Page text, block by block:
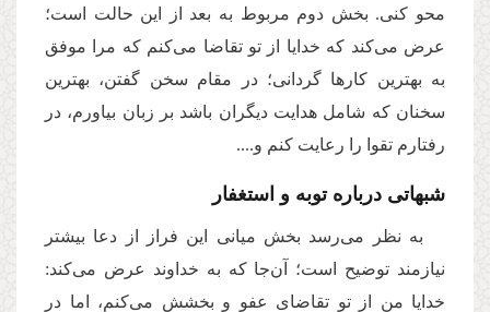
محو کنی. بخش دوم مربوط به بعد از این حالت است؛
عرض می‌کند که خدایا از تو تقاضا می‌کنم که مرا موفق
به بهترین کارها گردانی؛ در مقام سخن گفتن، بهترین
سخنان که شامل هدایت دیگران باشد بر زبان بیاورم، در
رفتارم تقوا را رعایت کنم و....
شبهاتی درباره توبه و استغفار
به نظر می‌رسد بخش میانی این فراز از دعا بیشتر
نیازمند توضیح است؛ آن‌جا که به خداوند عرض می‌کند:
خدایا من از تو تقاضای عفو و بخشش می‌کنم، اما در